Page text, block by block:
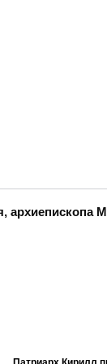
архиепископа